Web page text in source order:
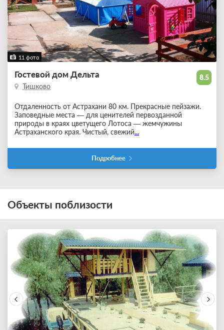
11 фото
8.5
Гостевой дом Дельта
Тишково
Отдаленность от Астрахани 80 км. Прекрасные пейзажи.
Заповедные места — для ценителей первозданной
природы в краях цветущего Лотоса — жемчужины
Астраханского края. Чистый, свежий...
Подробнее
Объекты поблизости